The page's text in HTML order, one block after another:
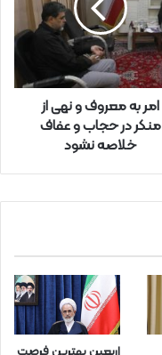
امر به معروف و نهی از
منکر در حجاب و عفاف
خلاصه نشود